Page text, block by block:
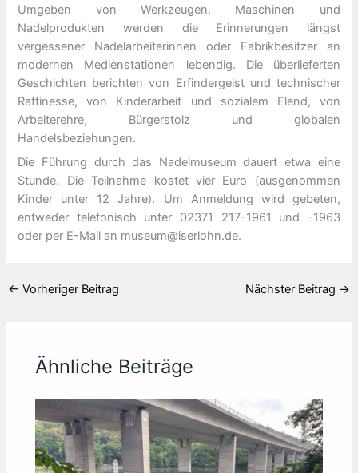
Umgeben von Werkzeugen, Maschinen und
Nadelprodukten werden die Erinnerungen längst
vergessener Nadelarbeiterinnen oder Fabrikbesitzer an
modernen Medienstationen lebendig. Die überlieferten
Geschichten berichten von Erfindergeist und technischer
Raffinesse, von Kinderarbeit und sozialem Elend, von
Arbeiterehre, Bürgerstolz und globalen
Handelsbeziehungen.
Die Führung durch das Nadelmuseum dauert etwa eine
Stunde. Die Teilnahme kostet vier Euro (ausgenommen
Kinder unter 12 Jahre). Um Anmeldung wird gebeten,
entweder telefonisch unter 02371 217-1961 und -1963
oder per E-Mail an museum@iserlohn.de.
← Vorheriger Beitrag Nächster Beitrag →
Ähnliche Beiträge